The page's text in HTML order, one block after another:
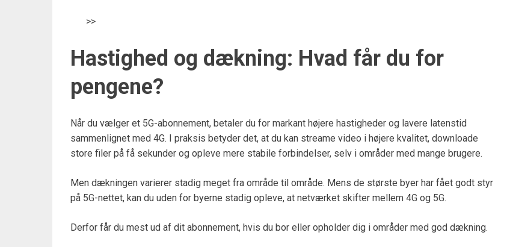
>>
Hastighed og dækning: Hvad får du for
pengene?
Når du vælger et 5G-abonnement, betaler du for markant højere hastigheder og lavere latenstid
sammenlignet med 4G. I praksis betyder det, at du kan streame video i højere kvalitet, downloade
store filer på få sekunder og opleve mere stabile forbindelser, selv i områder med mange brugere.
Men dækningen varierer stadig meget fra område til område. Mens de største byer har fået godt styr
på 5G-nettet, kan du uden for byerne stadig opleve, at netværket skifter mellem 4G og 5G.
Derfor får du mest ud af dit abonnement, hvis du bor eller opholder dig i områder med god dækning.